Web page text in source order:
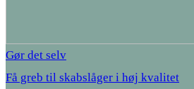
Gør det selv
Få greb til skabslåger i høj kvalitet